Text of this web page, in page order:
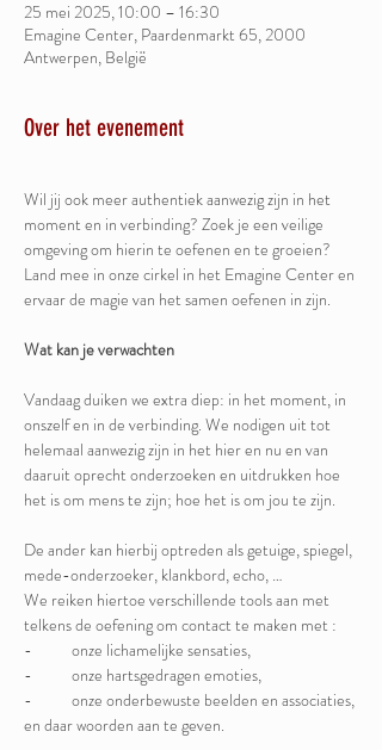
25 mei 2025, 10:00 – 16:30
Emagine Center, Paardenmarkt 65, 2000
Antwerpen, België
Over het evenement
Wil jij ook meer authentiek aanwezig zijn in het
moment en in verbinding? Zoek je een veilige
omgeving om hierin te oefenen en te groeien?
Land mee in onze cirkel in het Emagine Center en
ervaar de magie van het samen oefenen in zijn.
Wat kan je verwachten
Vandaag duiken we extra diep: in het moment, in
onszelf en in de verbinding. We nodigen uit tot
helemaal aanwezig zijn in het hier en nu en van
daaruit oprecht onderzoeken en uitdrukken hoe
het is om mens te zijn; hoe het is om jou te zijn.
De ander kan hierbij optreden als getuige, spiegel,
mede-onderzoeker, klankbord, echo, …
We reiken hiertoe verschillende tools aan met
telkens de oefening om contact te maken met :
-	onze lichamelijke sensaties,
-	onze hartsgedragen emoties,
-	onze onderbewuste beelden en associaties,
en daar woorden aan te geven.